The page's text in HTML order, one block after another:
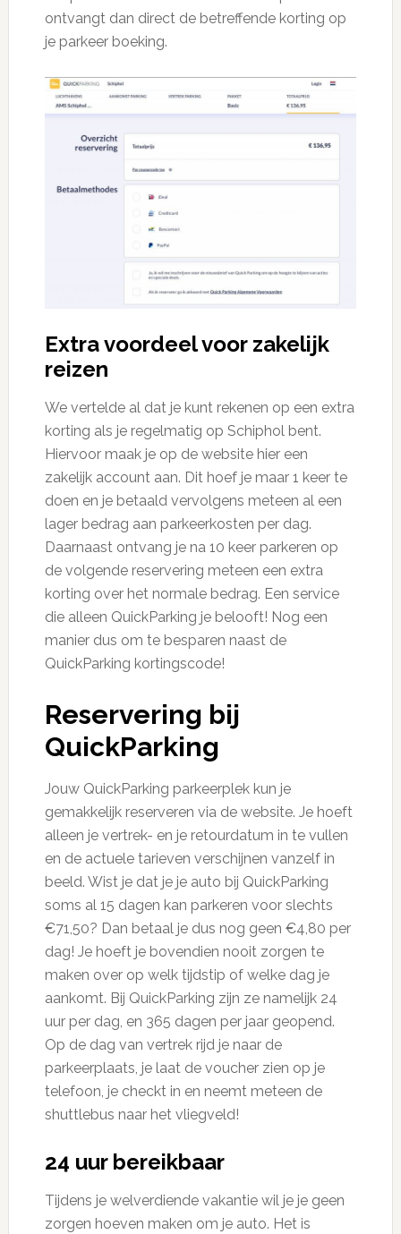
ontvangt dan direct de betreffende korting op
je parkeer boeking.
Extra voordeel voor zakelijk
reizen
We vertelde al dat je kunt rekenen op een extra
korting als je regelmatig op Schiphol bent.
Hiervoor maak je op de website hier een
zakelijk account aan. Dit hoef je maar 1 keer te
doen en je betaald vervolgens meteen al een
lager bedrag aan parkeerkosten per dag.
Daarnaast ontvang je na 10 keer parkeren op
de volgende reservering meteen een extra
korting over het normale bedrag. Een service
die alleen QuickParking je belooft! Nog een
manier dus om te besparen naast de
QuickParking kortingscode!
Reservering bij
QuickParking
Jouw QuickParking parkeerplek kun je
gemakkelijk reserveren via de website. Je hoeft
alleen je vertrek- en je retourdatum in te vullen
en de actuele tarieven verschijnen vanzelf in
beeld. Wist je dat je je auto bij QuickParking
soms al 15 dagen kan parkeren voor slechts
€71,50? Dan betaal je dus nog geen €4,80 per
dag! Je hoeft je bovendien nooit zorgen te
maken over op welk tijdstip of welke dag je
aankomt. Bij QuickParking zijn ze namelijk 24
uur per dag, en 365 dagen per jaar geopend.
Op de dag van vertrek rijd je naar de
parkeerplaats, je laat de voucher zien op je
telefoon, je checkt in en neemt meteen de
shuttlebus naar het vliegveld!
24 uur bereikbaar
Tijdens je welverdiende vakantie wil je je geen
zorgen hoeven maken om je auto. Het is